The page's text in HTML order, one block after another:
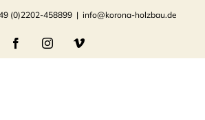
(0)2202-458899 | info@korona-holzbau.de
FacebookInstagramVimeo